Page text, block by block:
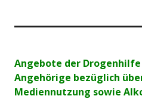
Angebote der
Angehörige bezüglich
Mediennutzung sowie